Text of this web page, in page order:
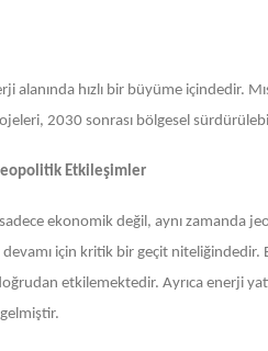
alanında hızlı bir büyüme içindedir.
2030 sonrası bölgesel
Etkileşimler
ekonomik değil, aynı zamanda
devamı için kritik bir geçit
etkilemektedir. Ayrıca enerji